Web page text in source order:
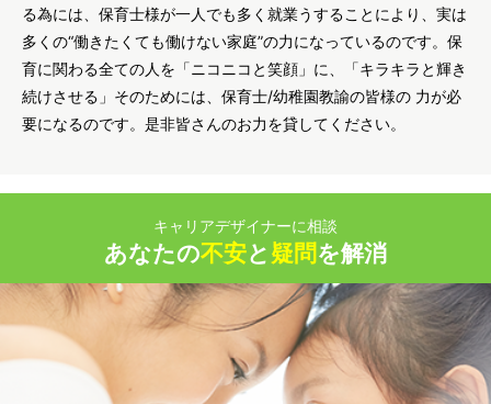
る為には、保育士様が一人でも多く就業うすることにより、実は
多くの“働きたくても働けない家庭”の力になっているのです。保
育に関わる全ての人を「ニコニコと笑顔」に、「キラキラと輝き
続けさせる」そのためには、保育士/幼稚園教諭の皆様の 力が必
要になるのです。是非皆さんのお力を貸してください。
キャリアデザイナーに相談
あなたの不安と 疑問 を解消